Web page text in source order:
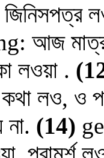
আজ
লওয়া .
লও, ও
(14)